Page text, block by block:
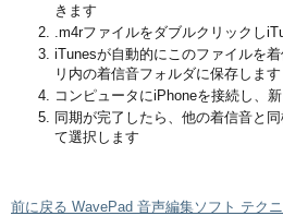
きます
.m4rファイルをダブルクリックし
iTunesが自動的にこのファイルを
リ内の着信音フォルダに保存します
コンピュータにiPhoneを接続し、
同期が完了したら、他の着信音と
て選択します
前に戻る WavePad 音声編集ソフト テク